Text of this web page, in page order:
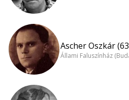
Ascher Oszkár
Állami Faluszínház